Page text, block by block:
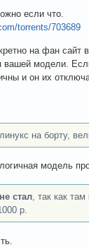
если что.
torrents/703689
на фан
модели.
и он их
на борту,
модель
стал, так как там
р.